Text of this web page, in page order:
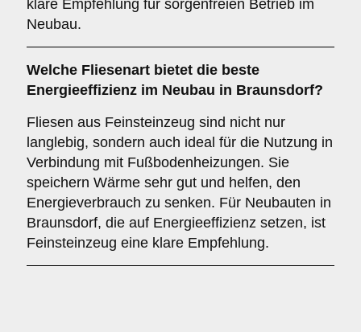
klare Empfehlung für sorgenfreien Betrieb im
Neubau.
Welche Fliesenart bietet die beste
Energieeffizienz im Neubau in Braunsdorf?
Fliesen aus Feinsteinzeug sind nicht nur
langlebig, sondern auch ideal für die Nutzung in
Verbindung mit Fußbodenheizungen. Sie
speichern Wärme sehr gut und helfen, den
Energieverbrauch zu senken. Für Neubauten in
Braunsdorf, die auf Energieeffizienz setzen, ist
Feinsteinzeug eine klare Empfehlung.